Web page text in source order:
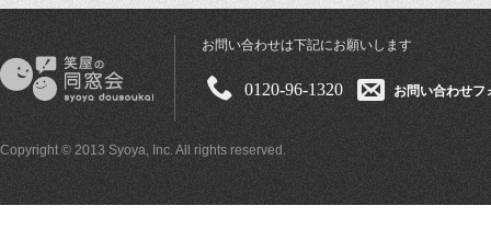
お問い合わせは下記にお願いします
0120-96-1320 お問い合わせフ
Copyright © 2013 Syoya, Inc. All rights reserved.